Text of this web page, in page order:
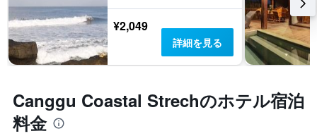
¥2,049
詳細を見る
Canggu Coastal Strechのホテル宿泊
料金